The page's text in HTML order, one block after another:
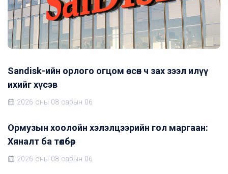
Sandisk-ийн орлого огцом өссөн ч зах зээл илүү
ихийг хүсэв
2026 оны 08 сарын 06
Ормузын хоолойн хэлэлцээрийн гол маргаан:
Хяналт ба төлбөр
2026 оны 08 сарын 06